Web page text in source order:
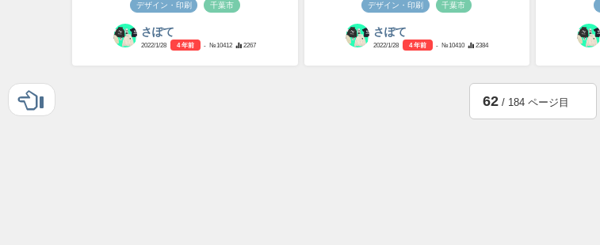
デザイン・印刷 千葉市
さぽて
2022/1/28 4 年前 - №10412 2267
デザイン・印刷 千葉市
さぽて
2022/1/28 4 年前 - №10410 2384
62/ 184 ページ目